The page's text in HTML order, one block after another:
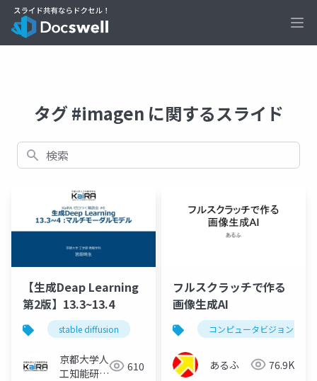
タグ #imagen に関するスライド
検索
【生成Deap Learning
第2版】13.3~13.4
stable diffusion
京都大学人
工知能研究
610
フルスクラッチで作る
画像生成AI
コンピュータビジョン
あるふ 76.9K